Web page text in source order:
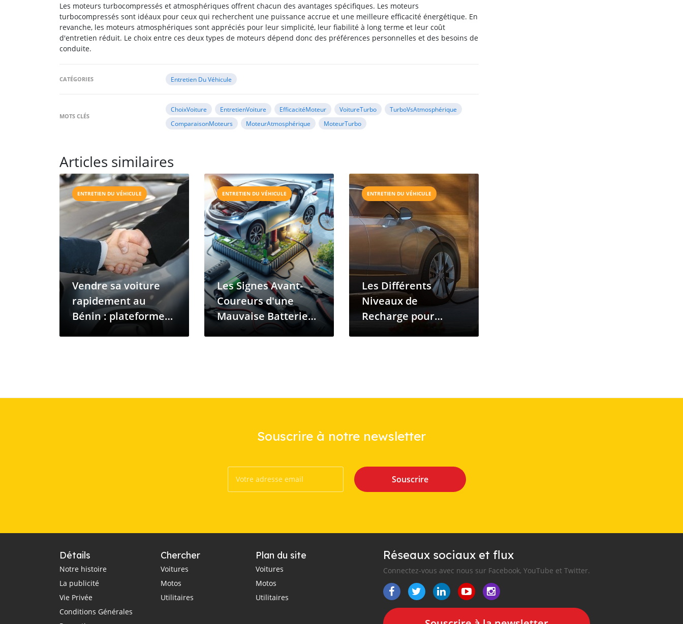
Les moteurs turbocompressés et atmosphériques offrent chacun des avantages spécifiques. Les moteurs
turbocompressés sont idéaux pour ceux qui recherchent une puissance accrue et une meilleure efficacité énergétique. En
revanche, les moteurs atmosphériques sont appréciés pour leur simplicité, leur fiabilité à long terme et leur coût
d'entretien réduit. Le choix entre ces deux types de moteurs dépend donc des préférences personnelles et des besoins de
conduite.
CATÉGORIES Entretien Du Véhicule
MOTS CLÉS
ChoixVoiture EntretienVoiture EfficacitéMoteur VoitureTurbo
TurboVsAtmosphérique
ComparaisonMoteurs
MoteurAtmosphérique MoteurTurbo
Articles similaires
ENTRETIEN DU VÉHICULE
Vendre sa voiture
rapidement au
Bénin : plateformes,
ENTRETIEN DU VÉHICULE
Les Signes Avant-
Coureurs d'une
Mauvaise Batterie
Hybride
ENTRETIEN DU VÉHICULE
Les Différents
Niveaux de
Recharge pour
Souscrire à notre newsletter
Souscrire
Détails
Notre histoire
La publicité
Vie Privée
Conditions Générales
Chercher
Voitures
Motos
Utilitaires
Plan du site
Voitures
Motos
Utilitaires
Réseaux sociaux et flux
Connectez-vous avec nous sur Facebook, YouTube et Twitter.